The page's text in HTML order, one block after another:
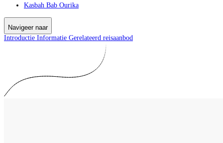
Kasbah Bab Ourika
Navigeer naar
Introductie Informatie Gerelateerd reisaanbod